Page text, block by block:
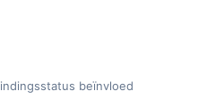
beïnvloed